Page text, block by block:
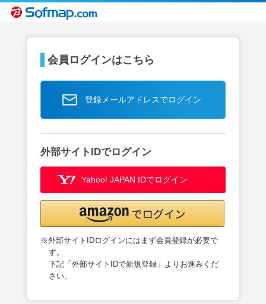
会員ログインはこちら
登録メールアドレスでログイン
外部サイトIDでログイン
Yahoo! JAPAN IDでログイン
※外部サイトIDログインにはまず会員登録が必要で
す。
下記「外部サイトIDで新規登録」よりお進みくだ
さい。